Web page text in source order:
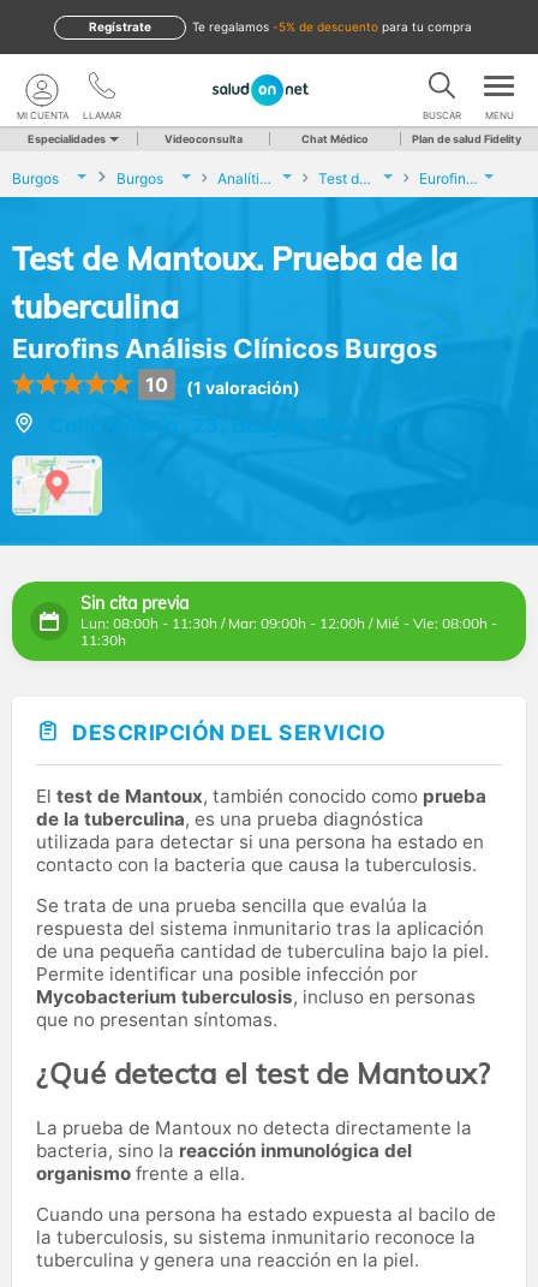
te regalamos -5% de descuento para tu compra
Regístrate
LLAMAR
MI CUENTA BUSCAR MENU
Especialidades Videoconsulta Chat Médico Plan de salud Fidelity
Burgos Burgos Analíticas y Genética Test de Mantoux. Prueba de la tuberculina Eurofins Análisis Clínicos Burgos
Test de Mantoux. Prueba de la
tuberculina
Eurofins Análisis Clínicos Burgos
10 (1 valoración)
Sin cita previa
Lun: 08:00h - 11:30h / Mar: 09:00h - 12:00h / Mié - Vie: 08:00h -
11:30h
DESCRIPCIÓN DEL SERVICIO
El test de Mantoux, también conocido como prueba
de la tuberculina, es una prueba diagnóstica
utilizada para detectar si una persona ha estado en
contacto con la bacteria que causa la tuberculosis.
Se trata de una prueba sencilla que evalúa la
respuesta del sistema inmunitario tras la aplicación
de una pequeña cantidad de tuberculina bajo la piel.
Permite identificar una posible infección por
Mycobacterium tuberculosis, incluso en personas
que no presentan síntomas.
¿Qué detecta el test de Mantoux?
La prueba de Mantoux no detecta directamente la
bacteria, sino la reacción inmunológica del
organismo frente a ella.
Cuando una persona ha estado expuesta al bacilo de
la tuberculosis, su sistema inmunitario reconoce la
tuberculina y genera una reacción en la piel.